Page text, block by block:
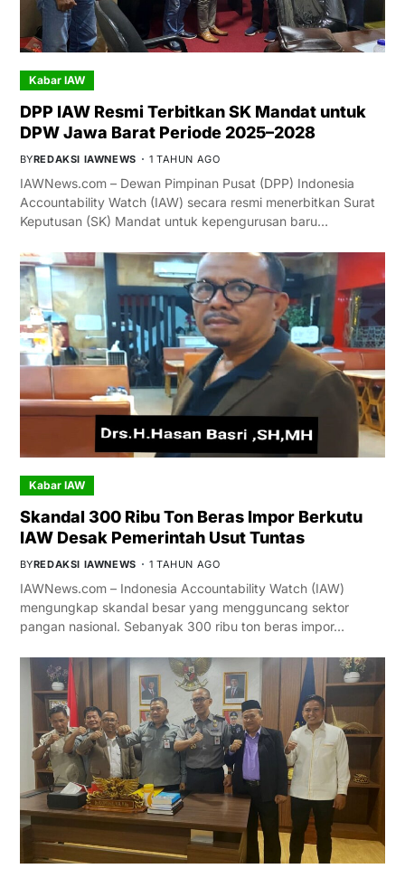
Kabar IAW
DPP IAW Resmi Terbitkan SK Mandat untuk
DPW Jawa Barat Periode 2025–2028
BYREDAKSI IAWNEWS 1 TAHUN AGO
IAWNews.com – Dewan Pimpinan Pusat (DPP) Indonesia
Accountability Watch (IAW) secara resmi menerbitkan Surat
Keputusan (SK) Mandat untuk kepengurusan baru…
Kabar IAW
Skandal 300 Ribu Ton Beras Impor Berkutu
IAW Desak Pemerintah Usut Tuntas
BYREDAKSI IAWNEWS 1 TAHUN AGO
IAWNews.com – Indonesia Accountability Watch (IAW)
mengungkap skandal besar yang mengguncang sektor
pangan nasional. Sebanyak 300 ribu ton beras impor…